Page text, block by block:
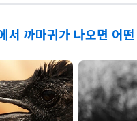
서 까마귀가 나오면 어